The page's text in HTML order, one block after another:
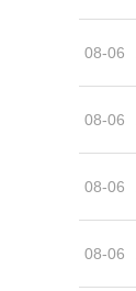
08-06
08-06
08-06
08-06